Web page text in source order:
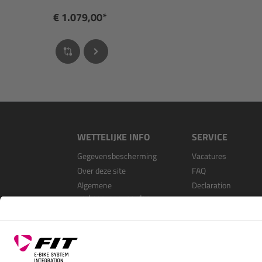
€ 1.079,00*
WETTELIJKE INFO
Gegevensbescherming
Over deze site
Algemene
verkoopvoorwaarden
SERVICE
Vacatures
FAQ
Declaration
Open Source